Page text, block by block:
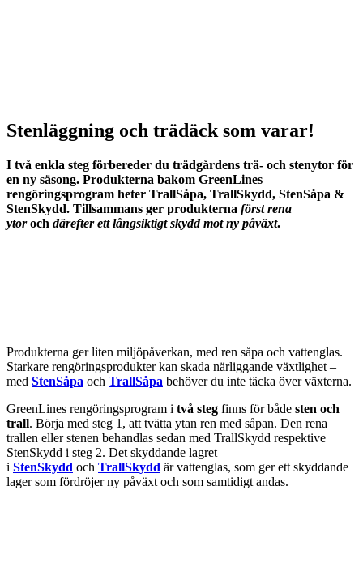
Stenläggning och trädäck som varar!
I två enkla steg förbereder du trädgårdens trä- och stenytor för
en ny säsong. Produkterna bakom GreenLines
rengöringsprogram heter TrallSåpa, TrallSkydd, StenSåpa &
StenSkydd. Tillsammans ger produkterna först rena
ytoroch därefter ett långsiktigt skydd mot ny påväxt.
Produkterna ger liten miljöpåverkan, med ren såpa och vattenglas.
Starkare rengöringsprodukter kan skada närliggande växtlighet –
med StenSåpa och TrallSåpa behöver du inte täcka över växterna.
GreenLines rengöringsprogram i två steg finns för både sten och
trall. Börja med steg 1, att tvätta ytan ren med såpan. Den rena
trallen eller stenen behandlas sedan med TrallSkydd respektive
StenSkydd i steg 2. Det skyddande lagret
i StenSkydd och TrallSkydd är vattenglas, som ger ett skyddande
lager som fördröjer ny påväxt och som samtidigt andas.